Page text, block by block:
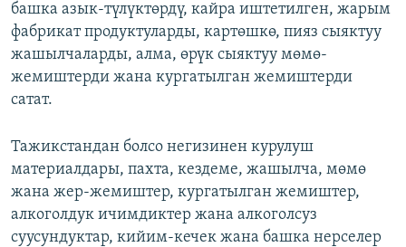
башка азык-түлүктөрдү, кайра иштетилген, жарым
фабрикат продуктуларды, картөшкө, пияз сыяктуу
жашылчаларды, алма, өрүк сыяктуу мөмө-
жемиштерди жана кургатылган жемиштерди
сатат.
Тажикстандан болсо негизинен курулуш
материалдары, пахта, кездеме, жашылча, мөмө
жана жер-жемиштер, кургатылган жемиштер,
алкоголдук ичимдиктер жана алкоголсуз
суусундуктар, кийим-кечек жана башка нерселер